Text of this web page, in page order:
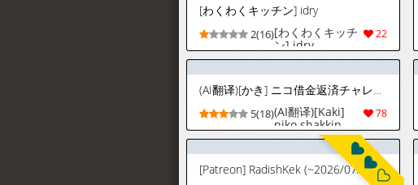
[わくわくキッチン] idry
22
2(16)[わくわくキッチ
ン] idry
(AI翻译)[かき] ニコ借金返済チャレンジ[Chinese][AI translated]
78
5(18)(AI翻译)[Kaki]
niko shakkin
hensai
charenji[Chinese]
[AI translated]
[Patreon] RadishKek (~2026/07/27) [Uncensored]